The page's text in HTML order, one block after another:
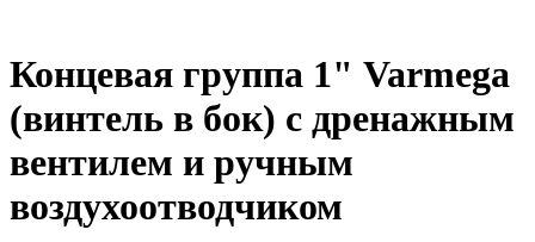
Концевая группа 1" Varmega
(винтель в бок) с дренажным
вентилем и ручным
воздухоотводчиком